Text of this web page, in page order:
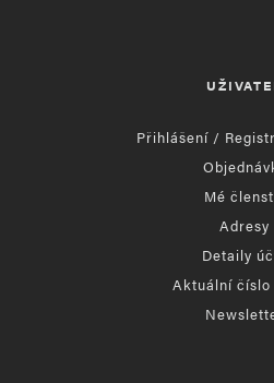
Přihlášení /
Mé
Adresy
Detaily
Aktuální číslo